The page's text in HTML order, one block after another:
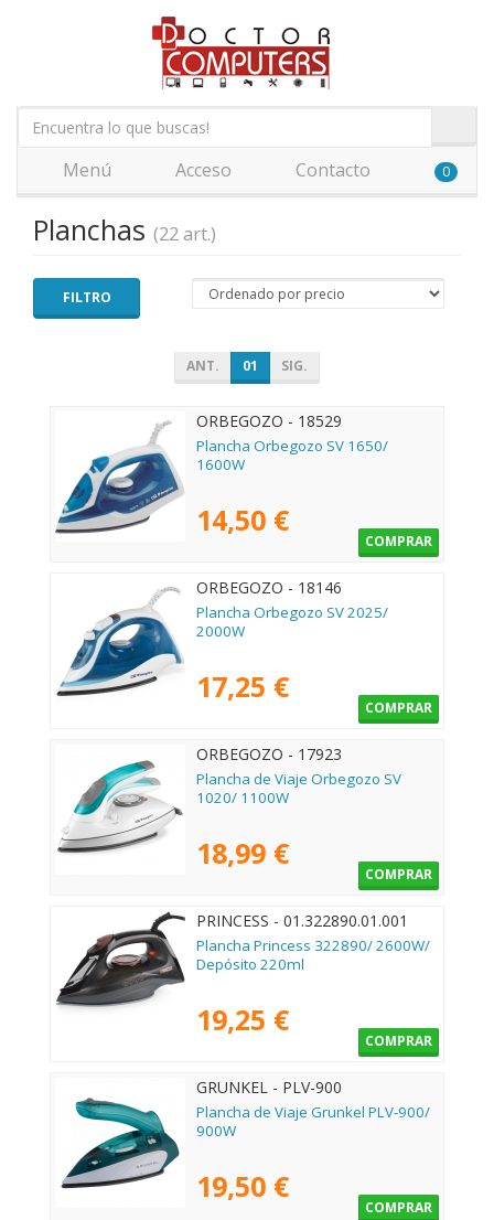
Menú Acceso Contacto 0
Planchas (22 art.)
FILTRO
ANT. 01 SIG.
ORBEGOZO - 18529
Plancha Orbegozo SV 1650/
1600W
14,50 €
COMPRAR
ORBEGOZO - 18146
Plancha Orbegozo SV 2025/
2000W
17,25 €
COMPRAR
ORBEGOZO - 17923
Plancha de Viaje Orbegozo SV
1020/ 1100W
18,99 €
COMPRAR
PRINCESS - 01.322890.01.001
Plancha Princess 322890/ 2600W/
Depósito 220ml
19,25 €
COMPRAR
GRUNKEL - PLV-900
Plancha de Viaje Grunkel PLV-900/
900W
19,50 €
COMPRAR